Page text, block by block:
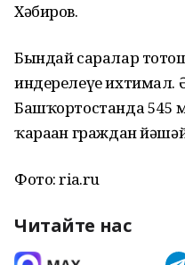
Хәбиров.
Бындай саралар
индерелеүе ихтимал.
Башҡортостанда 545
ҡараған граждан
Фото: ria.ru
Читайте нас